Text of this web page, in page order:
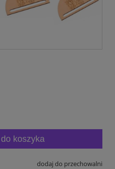
do koszyka
dodaj do przechowalni